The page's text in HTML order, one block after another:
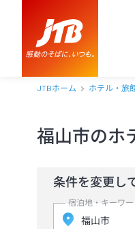
JTBホーム ホテル・旅
福山市のホ
条件を変更し
宿泊地・キーワー